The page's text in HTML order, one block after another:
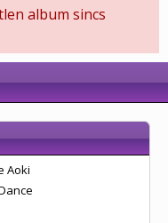
album sincs
Aoki